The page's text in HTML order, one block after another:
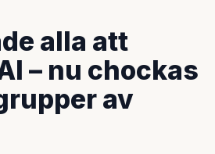
alla att
– nu chockas
av